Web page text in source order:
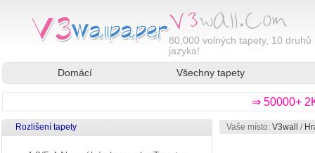
80,000 volných tapety, 10 druhů
jazyka!
Domácí
Všechny tapety
⇒ 50000+
Rozlišení tapety Vaše místo: V3wall /